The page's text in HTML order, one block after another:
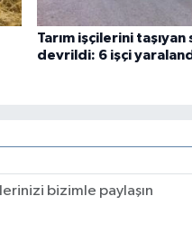
Tarım işçilerini taşıyan
devrildi: 6 işçi